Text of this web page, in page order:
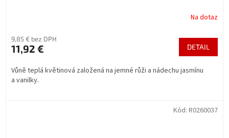
Na dotaz
9,85 € bez DPH
11,92 € DETAIL
Vůně teplá květinová založená na jemné růži a nádechu jasmínu
a vanilky.
Kód: R0260037